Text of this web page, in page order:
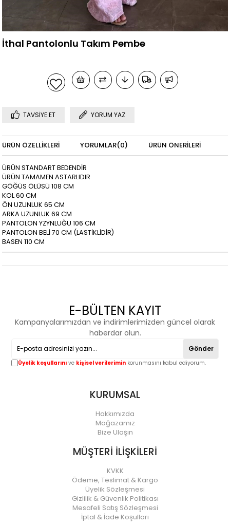
İthal Pantolonlu Takım Pembe
TAVSIYE ET YORUM YAZ
ÜRÜN ÖZELLIKLERI YORUMLAR(0) ÜRÜN ÖNERILERI
ÜRÜN STANDART BEDENDİR
ÜRÜN TAMAMEN ASTARLIDIR
GÖĞÜS ÖLÜSÜ 108 CM
KOL 60 CM
ÖN UZUNLUK 65 CM
ARKA UZUNLUK 69 CM
PANTOLON YZYNLUĞU 106 CM
PANTOLON BELİ 70 CM (LASTİKLİDİR)
BASEN 110 CM
E-BÜLTEN KAYIT
Kampanyalarımızdan ve indirimlerimizden güncel olarak
haberdar olun.
Gönder
Üyelik koşullarını ve kişisel verilerimin korunmasını kabul ediyorum.
KURUMSAL
Hakkımızda
Mağazamız
Bize Ulaşın
MÜŞTERİ İLİŞKİLERİ
KVKK
Ödeme, Teslimat & Kargo
Üyelik Sözleşmesi
Gizlilik & Güvenlik Politikası
Mesafeli Satış Sözleşmesi
İptal & İade Koşulları